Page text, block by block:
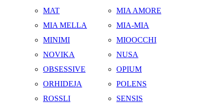
MAT
MIA AMORE
MIA MELLA
MIA-MIA
MINIMI
MIOOCCHI
NOVIKA
NUSA
OBSESSIVE
OPIUM
ORHIDEJA
POLENS
ROSSLI
SENSIS